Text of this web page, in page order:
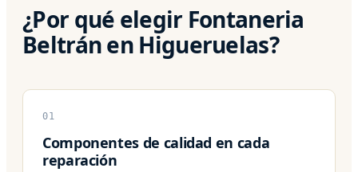
¿Por qué elegir Fontaneria
Beltrán en Higueruelas?
01
Componentes de calidad en cada
reparación